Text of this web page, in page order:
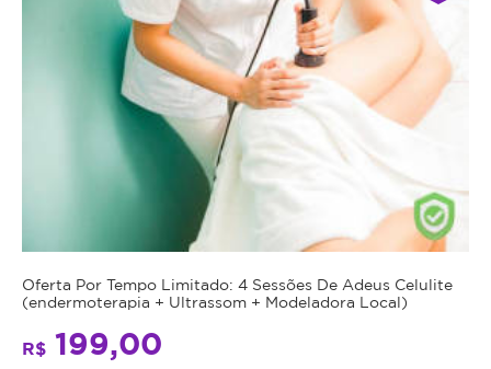
Oferta Por Tempo Limitado: 4 Sessões De Adeus Celulite
(endermoterapia + Ultrassom + Modeladora Local)
R$ 199,00